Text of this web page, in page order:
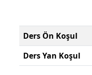
Ders Ön Koşul
Ders Yan Koşul